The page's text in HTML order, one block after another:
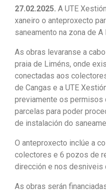
27.02.2025. A UTE
xaneiro o anteproxecto
saneamento na zona de A
As obras levaranse a
praia de Liméns, onde
conectadas aos
de Cangas e a UTE
previamente os
parcelas para poder
de instalación do
O anteproxecto inclúe a
colectores e 6 pozos de
dirección e nos desniveis
As obras serán